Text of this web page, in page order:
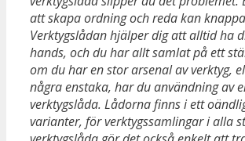
att skapa ordning och reda kan
Verktygslådan hjälper dig att alltid ha
hands, och du har allt samlat på ett
om du har en stor arsenal av verktyg,
några enstaka, har du användning av
verktygslåda. Lådorna finns i ett
varianter, för verktygssamlingar i alla